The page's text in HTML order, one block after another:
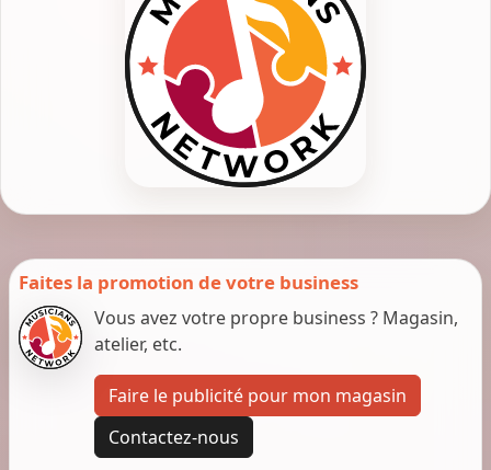
Faites la promotion de votre business
Vous avez votre propre business ? Magasin,
atelier, etc.
Faire le publicité pour mon magasin
Contactez-nous